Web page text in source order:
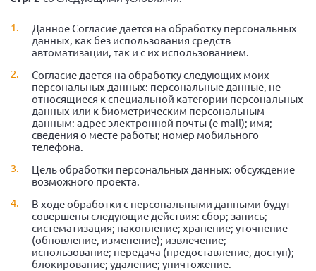
Данное Согласие дается на обработку персональных
данных, как без использования средств
автоматизации, так и с их использованием.
Согласие дается на обработку следующих моих
персональных данных: персональные данные, не
относящиеся к специальной категории персональных
данных или к биометрическим персональным
данным: адрес электронной почты (e-mail); имя;
сведения о месте работы; номер мобильного
телефона.
Цель обработки персональных данных: обсуждение
возможного проекта.
В ходе обработки с персональными данными будут
совершены следующие действия: сбор; запись;
систематизация; накопление; хранение; уточнение
(обновление, изменение); извлечение;
использование; передача (предоставление, доступ);
блокирование; удаление; уничтожение.